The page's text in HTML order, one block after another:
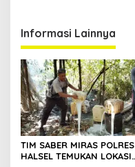
Informasi Lainnya
TIM SABER MIRAS POLRES
HALSEL TEMUKAN LOKASI